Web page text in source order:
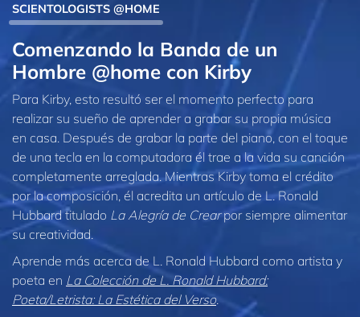
SCIENTOLOGISTS @HOME
Comenzando la Banda de un
Hombre @home con Kirby
Para Kirby, esto resultó ser el momento perfecto para
realizar su sueño de aprender a grabar su propia música
en casa. Después de grabar la parte del piano, con el toque
de una tecla en la computadora él trae a la vida su canción
completamente arreglada. Mientras Kirby toma el crédito
por la composición, él acredita un artículo de L. Ronald
Hubbard titulado La Alegría de Crearpor siempre alimentar
su creatividad.
Aprende más acerca de L. Ronald Hubbard como artista y
poeta en La Colección de L. Ronald Hubbard:
Poeta/Letrista: La Estética del Verso.